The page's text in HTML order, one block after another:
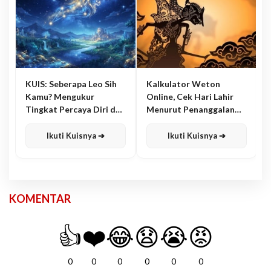
KUIS: Seberapa Leo Sih
Kamu? Mengukur
Tingkat Percaya Diri dan
Ikuti Kuisnya ➔
Kalkulator Weton
Online, Cek Hari Lahir
Menurut Penanggalan
Ikuti Kuisnya ➔
KOMENTAR
👍
0
❤️
0
😂
0
😧
0
😭
0
😡
0